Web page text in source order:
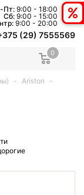
Пт: 9:00 - 18:00
Сб: 9:00 - 15:00
9:00 - 20:00
(29) 7555569
0
Ariston